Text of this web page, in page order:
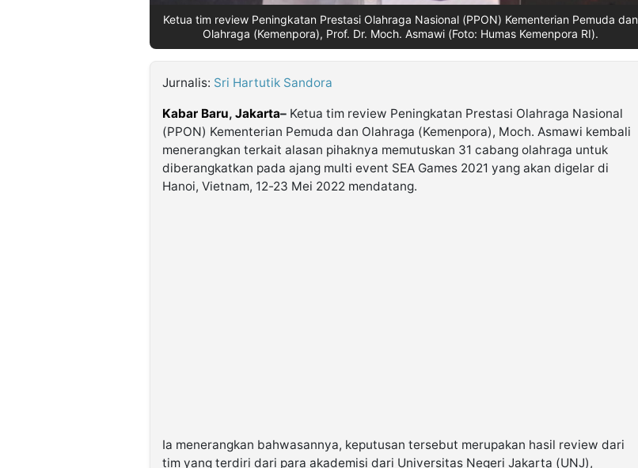
Ketua tim review Peningkatan Prestasi Olahraga Nasional (PPON) Kementerian Pemuda dan
Olahraga (Kemenpora), Prof. Dr. Moch. Asmawi (Foto: Humas Kemenpora RI).
Jurnalis: Sri Hartutik Sandora
Kabar Baru, Jakarta– Ketua tim review Peningkatan Prestasi Olahraga Nasional
(PPON) Kementerian Pemuda dan Olahraga (Kemenpora), Moch. Asmawi kembali
menerangkan terkait alasan pihaknya memutuskan 31 cabang olahraga untuk
diberangkatkan pada ajang multi event SEA Games 2021 yang akan digelar di
Hanoi, Vietnam, 12-23 Mei 2022 mendatang.
Ia menerangkan bahwasannya, keputusan tersebut merupakan hasil review dari
tim yang terdiri dari para akademisi dari Universitas Negeri Jakarta (UNJ),